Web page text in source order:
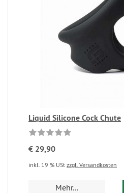
Liquid Silicone Cock Chute
€ 29,90
inkl. 19 % USt zzgl. Versandkosten
Mehr...